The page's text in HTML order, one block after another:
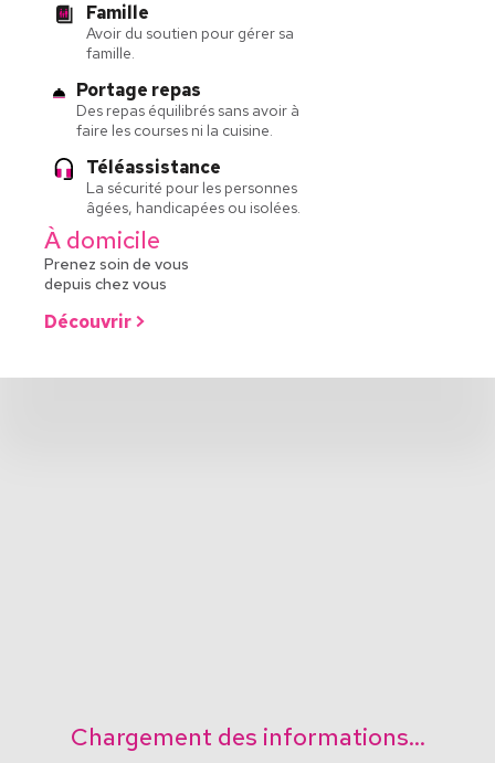
Famille
Avoir du soutien pour gérer sa
famille.
Portage repas
Des repas équilibrés sans avoir à
faire les courses ni la cuisine.
Téléassistance
La sécurité pour les personnes
âgées, handicapées ou isolées.
À domicile
Prenez soin de vous
depuis chez vous
Découvrir >
Chargement des informations...